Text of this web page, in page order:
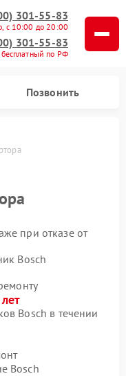
301-55-83
с 10:00 до 20:00
301-55-83
бесплатный по РФ
Позвонить
при отказе от
Bosch
Bosch в течении
Bosch